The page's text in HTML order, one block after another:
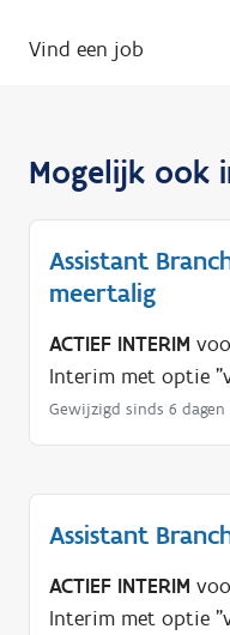
Vind een job
Mogelijk ook
Assistant
meertalig
ACTIEF INTERIM
Interim met optie
Gewijzigd sinds 6 dagen
Assistant
ACTIEF INTERIM
Interim met optie